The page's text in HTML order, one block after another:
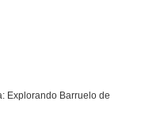
Explorando Barruelo de